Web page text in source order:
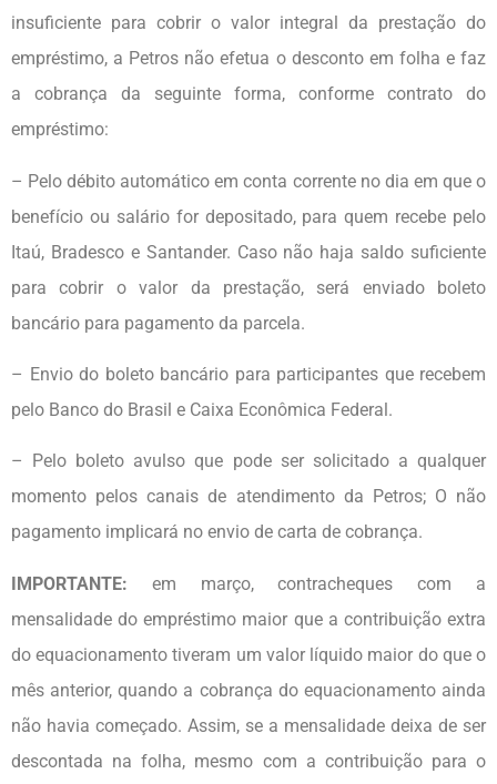
insuficiente para cobrir o valor integral da prestação do
empréstimo, a Petros não efetua o desconto em folha e faz
a cobrança da seguinte forma, conforme contrato do
empréstimo:
– Pelo débito automático em conta corrente no dia em que o
benefício ou salário for depositado, para quem recebe pelo
Itaú, Bradesco e Santander. Caso não haja saldo suficiente
para cobrir o valor da prestação, será enviado boleto
bancário para pagamento da parcela.
– Envio do boleto bancário para participantes que recebem
pelo Banco do Brasil e Caixa Econômica Federal.
– Pelo boleto avulso que pode ser solicitado a qualquer
momento pelos canais de atendimento da Petros; O não
pagamento implicará no envio de carta de cobrança.
IMPORTANTE: em março, contracheques com a
mensalidade do empréstimo maior que a contribuição extra
do equacionamento tiveram um valor líquido maior do que o
mês anterior, quando a cobrança do equacionamento ainda
não havia começado. Assim, se a mensalidade deixa de ser
descontada na folha, mesmo com a contribuição para o